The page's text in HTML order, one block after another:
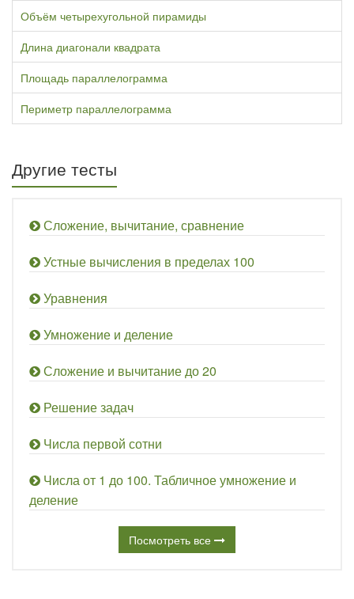
Объём четырехугольной пирамиды
Длина диагонали квадрата
Площадь параллелограмма
Периметр параллелограмма
Другие тесты
Сложение, вычитание, сравнение
Устные вычисления в пределах 100
Уравнения
Умножение и деление
Сложение и вычитание до 20
Решение задач
Числа первой сотни
Числа от 1 до 100. Табличное умножение и
деление
Посмотреть все